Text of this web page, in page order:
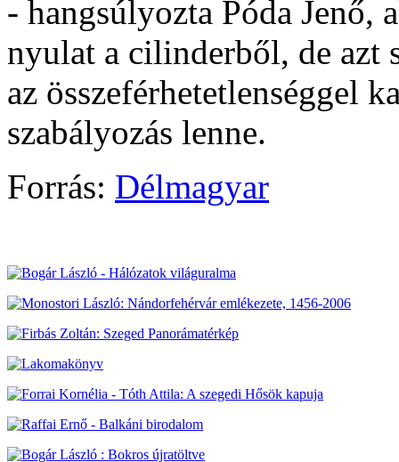
- hangsúlyozta Póda Jenő,
nyulat a cilinderből, de azt
az összeférhetetlenséggel
szabályozás lenne.
Forrás: Délmagyar